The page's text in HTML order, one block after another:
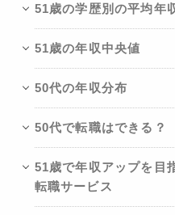
51歳の学歴別の平均年
51歳の年収中央値
50代の年収分布
50代で転職はできる？
51歳で年収アップを目
転職サービス